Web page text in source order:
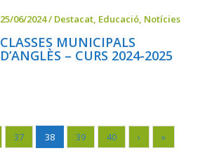
25/06/2024/ Destacat, Educació, Notícies
CLASSES MUNICIPALS
D’ANGLÈS – CURS 2024-2025
37 38 39 40 › »